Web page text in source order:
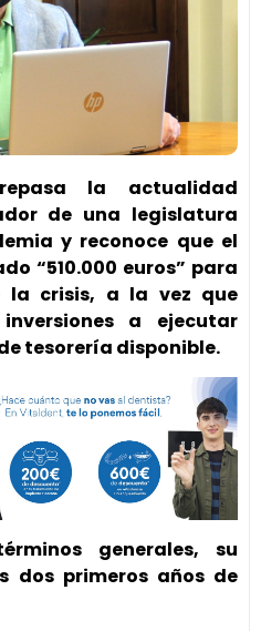
la actualidad
de una legislatura
y reconoce que el
“510.000 euros” para
la crisis, a la vez que
a ejecutar
tesorería disponible.
generales, su
dos primeros años de